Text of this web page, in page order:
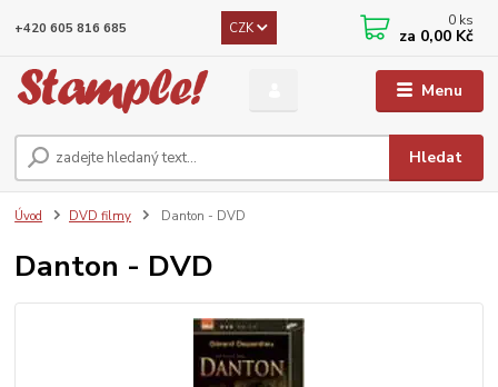
Menu
CZK
Hledat
+420 605 816 685 0 ks
za 0,00 Kč
Úvod DVD filmy Danton - DVD
Danton - DVD